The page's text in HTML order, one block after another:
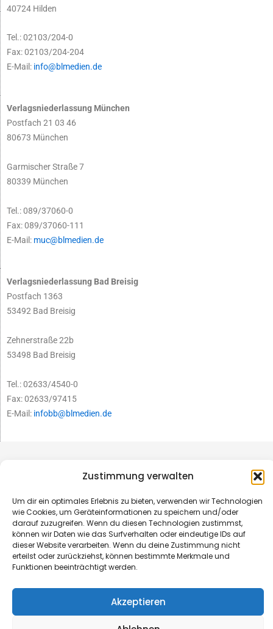
Zustimmung verwalten
Um dir ein optimales Erlebnis zu bieten, verwenden wir Technologien
wie Cookies, um Geräteinformationen zu speichern und/oder
darauf zuzugreifen. Wenn du diesen Technologien zustimmst,
können wir Daten wie das Surfverhalten oder eindeutige IDs auf
dieser Website verarbeiten. Wenn du deine Zustimmung nicht
erteilst oder zurückziehst, können bestimmte Merkmale und
Funktionen beeinträchtigt werden.
Akzeptieren
40724 Hilden
Tel.: 02103/204-0
Fax: 02103/204-204
E-Mail: info@blmedien.de
Verlagsniederlassung München
Postfach 21 03 46
80673 München
Garmischer Straße 7
80339 München
Tel.: 089/37060-0
Fax: 089/37060-111
E-Mail: muc@blmedien.de
Verlagsniederlassung Bad Breisig
Postfach 1363
53492 Bad Breisig
Zehnerstraße 22b
53498 Bad Breisig
Tel.: 02633/4540-0
Fax: 02633/97415
E-Mail: infobb@blmedien.de